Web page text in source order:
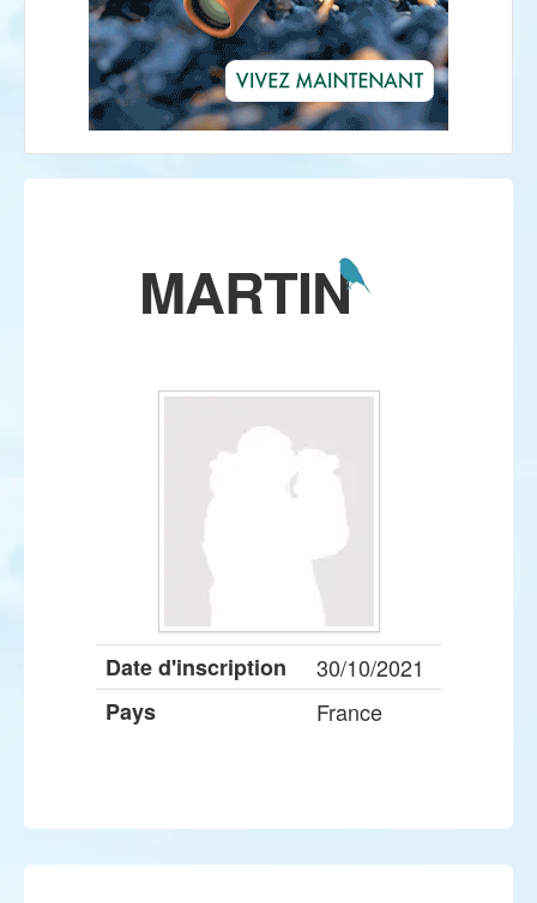
MARTIN
Date d'inscription
30/10/2021
Pays
France